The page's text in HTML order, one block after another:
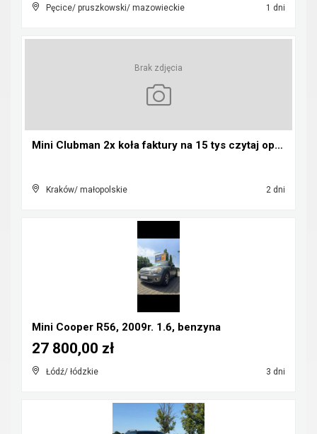
Pęcice/ pruszkowski/ mazowieckie 1 dni
Brak zdjęcia
Mini Clubman 2x koła faktury na 15 tys czytaj opis...
Kraków/ małopolskie 2 dni
Mini Cooper R56, 2009r. 1.6, benzyna
Łódź/ łódzkie 3 dni
27 800,00 zł